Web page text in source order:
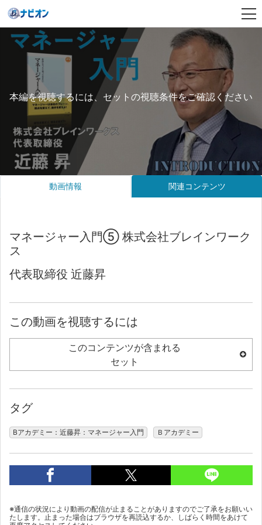
本編を視聴するには、セットの視聴条件をご確認ください
動画情報 関連コンテンツ
マネージャー入門⑤ 株式会社ブレインワーク
ス
代表取締役 近藤昇
この動画を視聴するには
このコンテンツが含まれる
セット
タグ
Bアカデミー：近藤昇：マネージャー入門 Ｂアカデミー
※通信の状況により動画の配信が止まることがありますのでご了承をお願いい
たします。止まった場合はブラウザを再読込するか、しばらく時間をあけて